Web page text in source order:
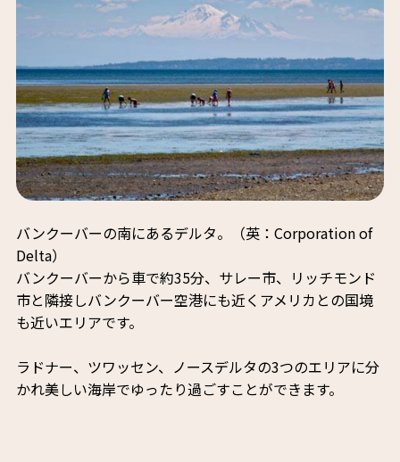
バンクーバーの南にあるデルタ。（英：Corporation of
Delta）
バンクーバーから車で約35分、サレー市、リッチモンド
市と隣接しバンクーバー空港にも近くアメリカとの国境
も近いエリアです。
ラドナー、ツワッセン、ノースデルタの3つのエリアに分
かれ美しい海岸でゆったり過ごすことができます。